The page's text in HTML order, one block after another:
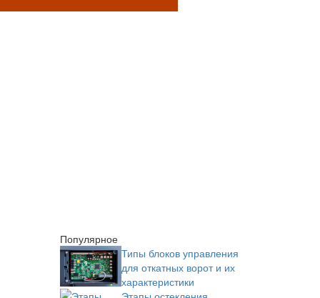
Популярное
Типы блоков управления
для откатных ворот и их
характеристики